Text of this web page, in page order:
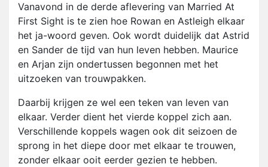
Vanavond in de derde aflevering van Married At
First Sight is te zien hoe Rowan en Astleigh elkaar
het ja-woord geven. Ook wordt duidelijk dat Astrid
en Sander de tijd van hun leven hebben. Maurice
en Arjan zijn ondertussen begonnen met het
uitzoeken van trouwpakken.
Daarbij krijgen ze wel een teken van leven van
elkaar. Verder dient het vierde koppel zich aan.
Verschillende koppels wagen ook dit seizoen de
sprong in het diepe door met elkaar te trouwen,
zonder elkaar ooit eerder gezien te hebben.